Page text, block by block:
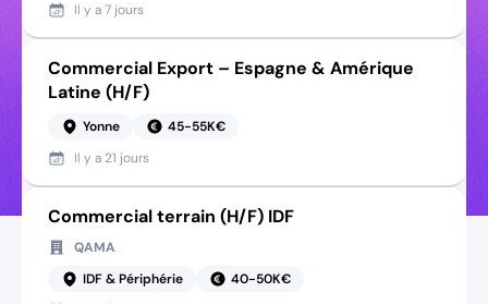
Il y a7 jours
Commercial Export – Espagne & Amérique
Latine (H/F)
Yonne
45-55K€
Il y a 21 jours
Commercial terrain (H/F) IDF
QAMA
IDF & Périphérie
40-50K€